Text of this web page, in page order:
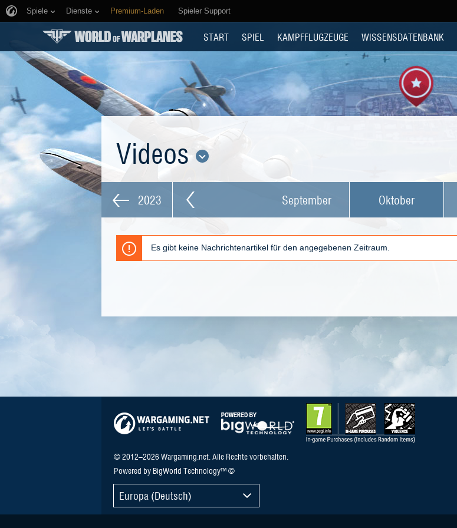
Spiele Dienste Premium-Laden Spieler Support
START SPIEL KAMPFFLUGZEUGE WISSENSDATENBANK
Videos
2023 September Oktober
Es gibt keine Nachrichtenartikel für den angegebenen Zeitraum.
© 2012–2026 Wargaming.net. Alle Rechte vorbehalten.
Powered by BigWorld Technology™ ©
Europa (Deutsch)